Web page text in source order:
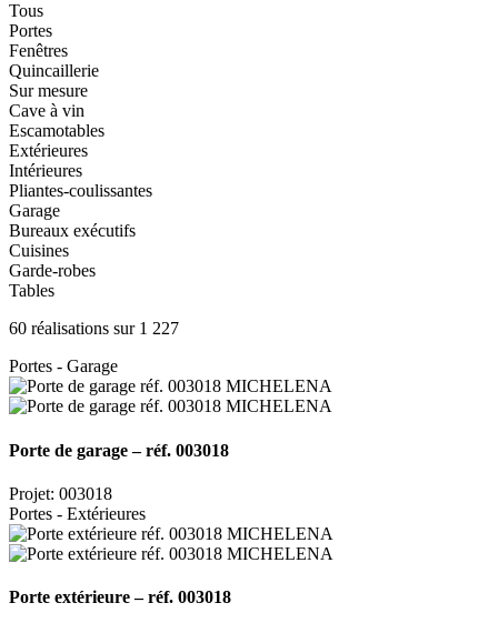
Tous
Portes
Fenêtres
Quincaillerie
Sur mesure
Cave à vin
Escamotables
Extérieures
Intérieures
Pliantes-coulissantes
Garage
Bureaux exécutifs
Cuisines
Garde-robes
Tables
60 réalisations sur 1 227
Portes - Garage
Porte de garage – réf. 003018
Projet: 003018
Portes - Extérieures
Porte extérieure – réf. 003018